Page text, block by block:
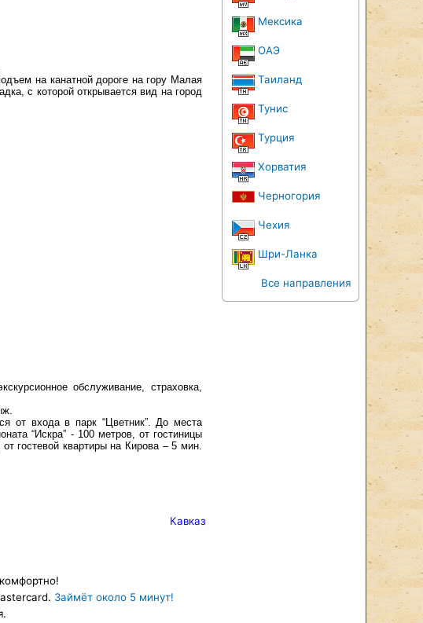
на канатной дороге на гору Малая
с которой открывается вид на город
обслуживание, страховка,
от входа в парк “Цветник”. До места
“Искра” - 100 метров, от гостиницы
гостевой квартиры на Кирова – 5 мин.
Кавказ
Займёт около 5 минут!
Мексика
ОАЭ
Таиланд
Тунис
Турция
Хорватия
Черногория
Чехия
Шри-Ланка
Все направления